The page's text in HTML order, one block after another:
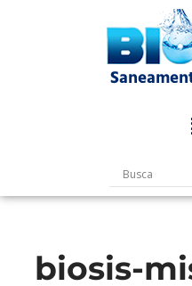
biosis-